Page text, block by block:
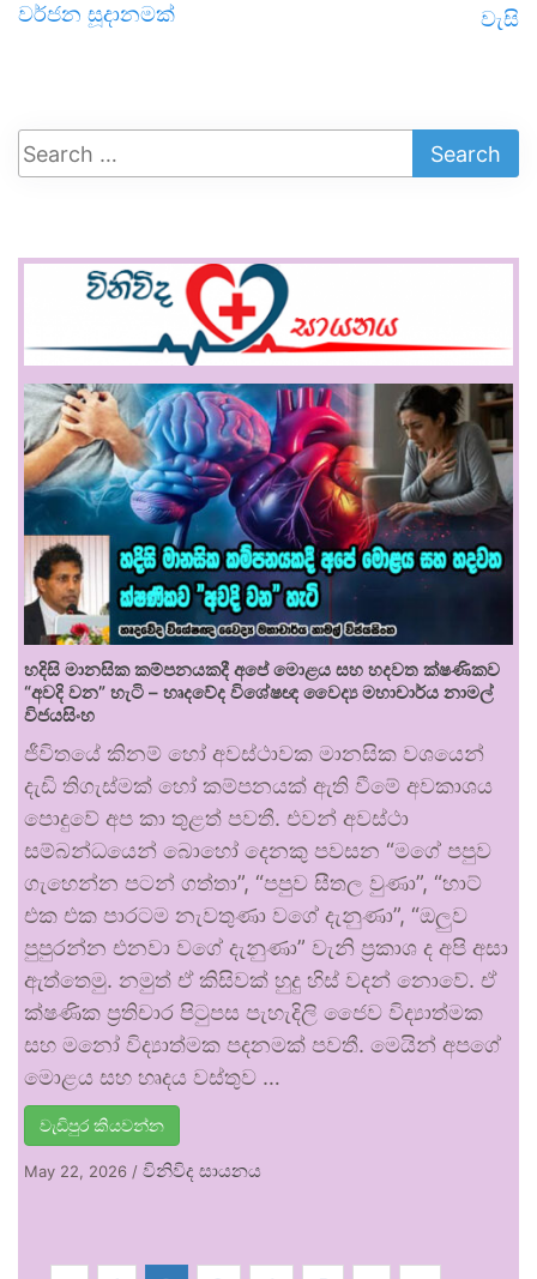
වර්ජන සූදානමක් වැසි
හදිසි මානසික කම්පනයකදී අපේ මොළය සහ හදවත ක්ෂණිකව
“අවදි වන” හැටි – හෘදවේද විශේෂඥ වෛද්‍ය මහාචාර්ය නාමල්
විජයසිංහ
ජීවිතයේ කිනම් හෝ අවස්ථාවක මානසික වශයෙන්
දැඩි තිගැස්මක් හෝ කම්පනයක් ඇති වීමේ අවකාශය
පොදුවේ අප කා තුළත් පවතී. එවන් අවස්ථා
සම්බන්ධයෙන් බොහෝ දෙනකු පවසන “මගේ පපුව
ගැහෙන්න පටන් ගත්තා”, “පපුව සීතල වුණා”, “හාට්
එක එක පාරටම නැවතුණා වගේ දැනුණා”, “ඔලුව
පුපුරන්න එනවා වගේ දැනුණා” වැනි ප්‍රකාශ ද අපි අසා
ඇත්තෙමු. නමුත් ඒ කිසිවක් හුදු හිස් වදන් නොවේ. ඒ
ක්ෂණික ප්‍රතිචාර පිටුපස පැහැදිලි ජෛව විද්‍යාත්මක
සහ මනෝ විද්‍යාත්මක පදනමක් පවතී. මෙයින් අපගේ
මොළය සහ හෘදය වස්තුව …
වැඩිපුර කියවන්න
May 22, 2026 / විනිවිද සායනය